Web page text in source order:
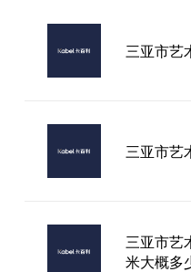
三亚市艺
三亚市艺
三亚市艺
米大概多